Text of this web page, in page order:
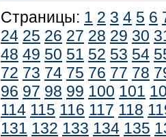
Страницы: 1 2 3 4 5 6
24 25 26 27 28 29 30
48 49 50 51 52 53 54
72 73 74 75 76 77 78
96 97 98 99 100 101
114 115 116 117 118
131 132 133 134 135